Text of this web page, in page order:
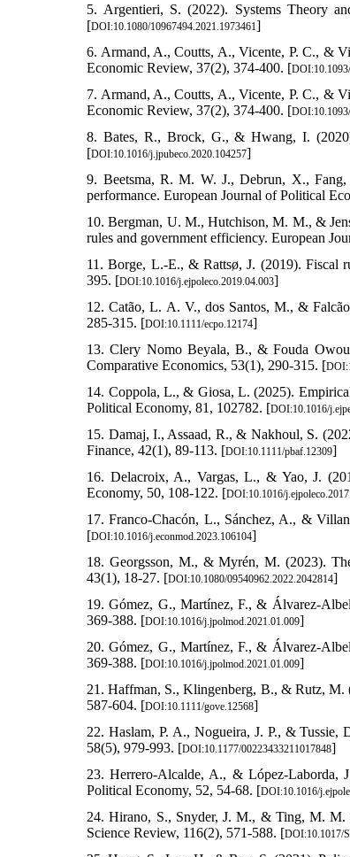
5. Argentieri, S. (2022). Systems Theory
[DOI:10.1080/10967494.2021.1973461]
6. Armand, A., Coutts, A., Vicente, P. C., &
Economic Review, 37(2), 374-400. [
7. Armand, A., Coutts, A., Vicente, P. C., &
Economic Review, 37(2), 374-400. [
8. Bates, R., Brock, G., & Hwang, I.
[DOI:10.1016/j.jpubeco.2020.104257]
9. Beetsma, R. M. W. J., Debrun, X.,
performance. European Journal of Political
10. Bergman, U. M., Hutchison, M. M., &
rules and government efficiency. European
11. Borge, L.-E., & Rattsø, J. (2019). Fiscal
395. [DOI:10.1016/j.ejpoleco.2019.04.003]
12. Catão, L. A. V., dos Santos, M., &
285-315. [DOI:10.1111/ecpo.12174]
13. Clery Nomo Beyala, B., & Fouda
Comparative Economics, 53(1), 290-315. [
14. Coppola, L., & Giosa, L. (2025).
Political Economy, 81, 102782. [DOI:10.1016/
15. Damaj, I., Assaad, R., & Nakhoul, S.
Finance, 42(1), 89-113. [DOI:10.1111/pbaf.12309]
16. Delacroix, A., Vargas, L., & Yao, J.
Economy, 50, 108-122. [DOI:10.1016/
17. Franco-Chacón, L., Sánchez, A., &
[DOI:10.1016/j.econmod.2023.106104]
18. Georgsson, M., & Myrén, M. (2023).
43(1), 18-27. [DOI:10.1080/09540962.2022.2042814]
19. Gómez, G., Martínez, F., & Álvarez-
369-388. [DOI:10.1016/j.jpolmod.2021.01.009]
20. Gómez, G., Martínez, F., & Álvarez-
369-388. [DOI:10.1016/j.jpolmod.2021.01.009]
21. Haffman, S., Klingenberg, B., & Rutz, M.
587-604. [DOI:10.1111/gove.12568]
22. Haslam, P. A., Nogueira, J. P., & Tussie,
58(5), 979-993. [DOI:10.1177/00223433211017848]
23. Herrero-Alcalde, A., & López-Laborda,
Political Economy, 52, 54-68. [DOI:10.1016/
24. Hirano, S., Snyder, J. M., & Ting, M. M.
Science Review, 116(2), 571-588. [DOI:10.1017/